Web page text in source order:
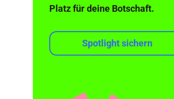
Platz für deine Botschaft.
Spotlight sichern